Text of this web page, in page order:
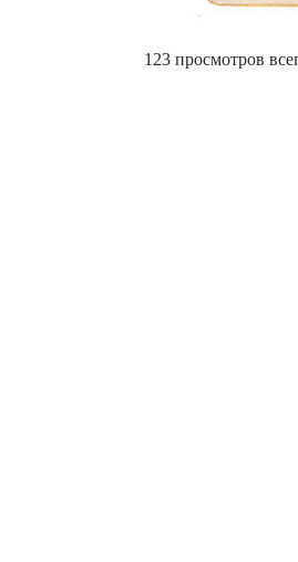
123 просмотров